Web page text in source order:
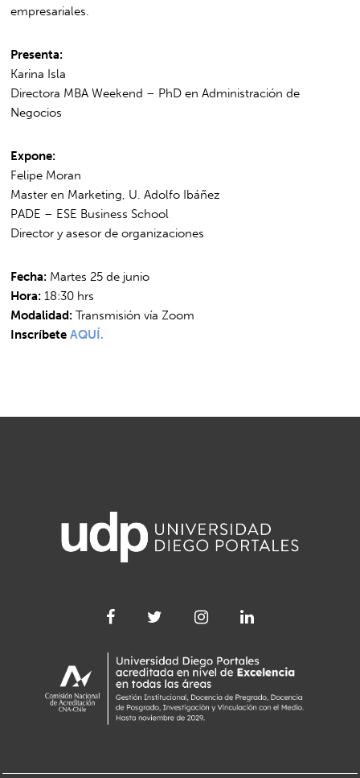
empresariales.
Presenta:
Karina Isla
Directora MBA Weekend – PhD en Administración de
Negocios
Expone:
Felipe Moran
Master en Marketing, U. Adolfo Ibáñez
PADE – ESE Business School
Director y asesor de organizaciones
Fecha: Martes 25 de junio
Hora: 18:30 hrs
Modalidad: Transmisión vía Zoom
InscríbeteAQUÍ.